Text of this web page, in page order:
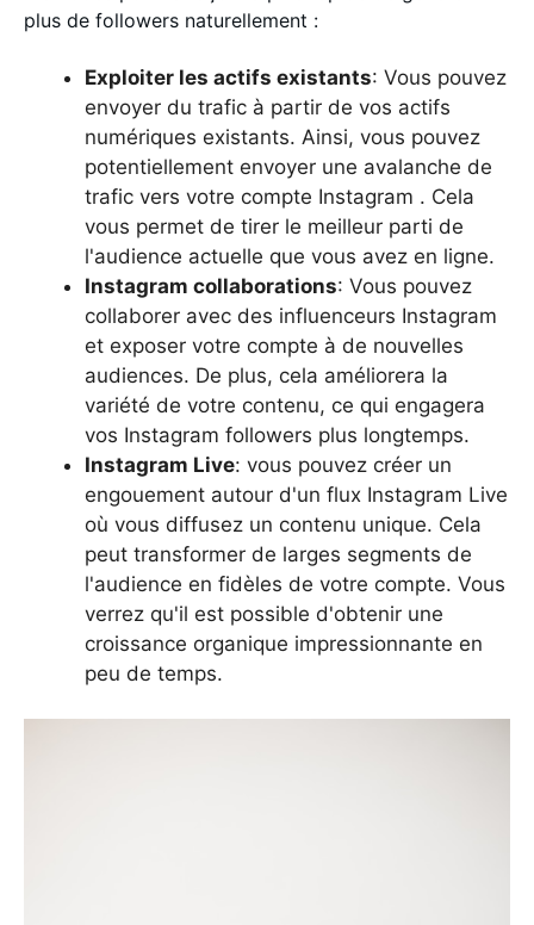
plus de followers naturellement :
Exploiter les actifs existants: Vous pouvez
envoyer du trafic à partir de vos actifs
numériques existants. Ainsi, vous pouvez
potentiellement envoyer une avalanche de
trafic vers votre compte Instagram . Cela
vous permet de tirer le meilleur parti de
l'audience actuelle que vous avez en ligne.
Instagram collaborations: Vous pouvez
collaborer avec des influenceurs Instagram
et exposer votre compte à de nouvelles
audiences. De plus, cela améliorera la
variété de votre contenu, ce qui engagera
vos Instagram followers plus longtemps.
Instagram Live: vous pouvez créer un
engouement autour d'un flux Instagram Live
où vous diffusez un contenu unique. Cela
peut transformer de larges segments de
l'audience en fidèles de votre compte. Vous
verrez qu'il est possible d'obtenir une
croissance organique impressionnante en
peu de temps.